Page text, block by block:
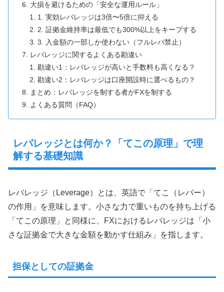
大損を避けるための「安全な運用ルール」
1. 実効レバレッジは3倍〜5倍に抑える
2. 証拠金維持率は最低でも300%以上をキープする
3. 入金額の一部しか使わない（フルレバ禁止）
レバレッジに関するよくある勘違い
勘違い1：レバレッジが高いと手数料も高くなる？
勘違い2：レバレッジは口座開設時に選べるもの？
まとめ：レバレッジを制する者がFXを制する
よくある質問（FAQ）
レバレッジとは何か？「てこの原理」で理
解する基礎知識
レバレッジ（Leverage）とは、英語で「てこ（レバー）
の作用」を意味します。小さな力で重いものを持ち上げる
「てこの原理」と同様に、FXにおけるレバレッジは「小
さな証拠金で大きな金額を動かす仕組み」を指します。
担保としての証拠金